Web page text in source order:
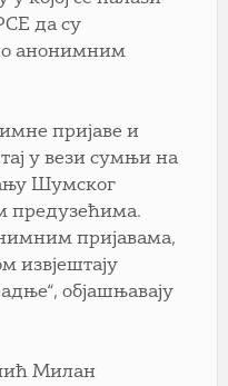
да су
анонимним
пријаве и
у вези сумњи на
Шумског
предузећима.
пријавама,
извјештају
објашњавају
Милан